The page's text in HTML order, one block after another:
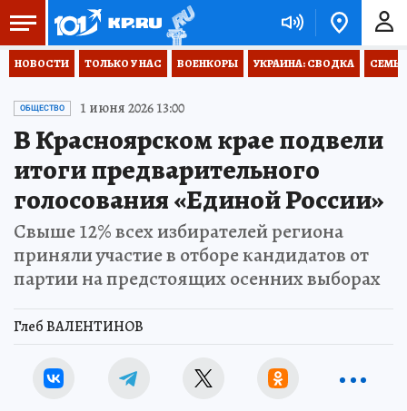
НОВОСТИ ТОЛЬКО У НАС ВОЕНКОРЫ УКРАИНА: СВОДКА
ОБЩЕСТВО 1 июня 2026 13:00
В Красноярском крае подвели
итоги предварительного
голосования «Единой России»
Свыше 12% всех избирателей региона
приняли участие в отборе кандидатов от
партии на предстоящих осенних выборах
Глеб ВАЛЕНТИНОВ